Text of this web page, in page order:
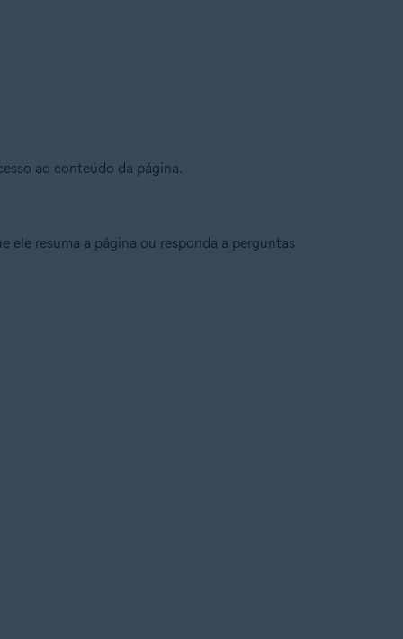
ao conteúdo da página.
resuma a página ou responda a perguntas